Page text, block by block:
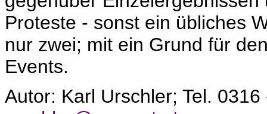
Proteste - sonst ein übliches
nur zwei; mit ein Grund für
Events.
Autor: Karl Urschler; Tel.